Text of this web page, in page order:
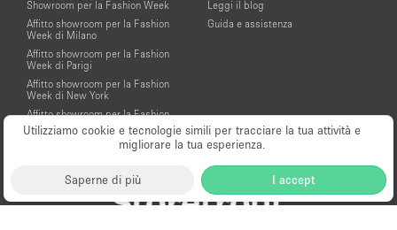
Utilizziamo cookie e tecnologie simili per tracciare la tua attività e
migliorare la tua esperienza.
Saperne di più I accept
Showroom per la Fashion Week
Affitto showroom per la Fashion
Week di Milano
Affitto showroom per la Fashion
Week di Parigi
Affitto showroom per la Fashion
Week di New York
Affitto showroom per la Fashion
Week di Londra
Affitto showroom per la Milano
Leggi il blog
Guida e assistenza